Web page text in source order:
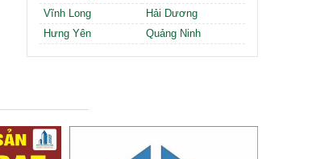
Vĩnh Long
Hải Dương
Hưng Yên
Quảng Ninh